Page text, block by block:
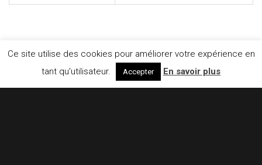
CONTACTEZ-NOUS
Ce site utilise des cookies pour améliorer votre expérience en
tant qu'utilisateur.
Accepter En savoir plus